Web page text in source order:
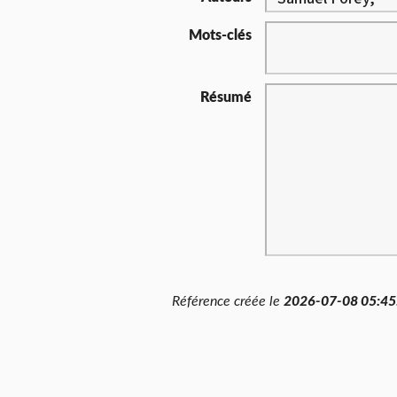
Mots-clés
Résumé
Référence créée le 2026-07-08